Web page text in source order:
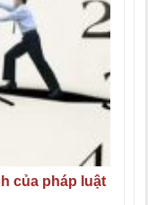
của pháp luật